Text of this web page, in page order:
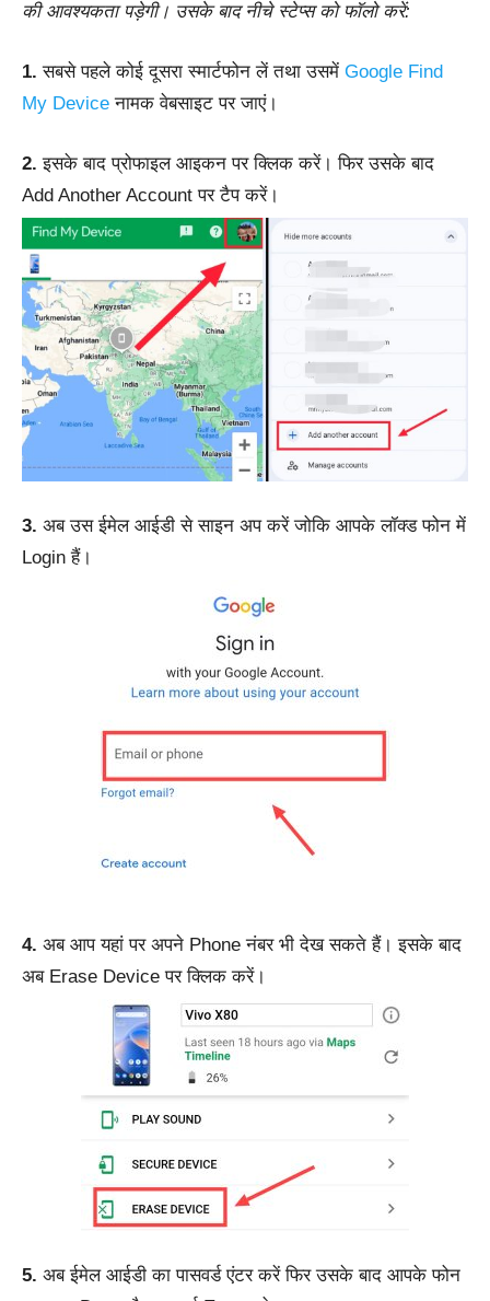
की आवश्यकता पड़ेगी। उसके बाद नीचे स्टेप्स को फॉलो करें:
1. सबसे पहले कोई दूसरा स्मार्टफोन लें तथा उसमें Google Find
My Device नामक वेबसाइट पर जाएं।
2. इसके बाद प्रोफाइल आइकन पर क्लिक करें। फिर उसके बाद
Add Another Account पर टैप करें।
3. अब उस ईमेल आईडी से साइन अप करें जोकि आपके लॉक्ड फोन में
Login हैं।
4. अब आप यहां पर अपने Phone नंबर भी देख सकते हैं। इसके बाद
अब Erase Device पर क्लिक करें।
5. अब ईमेल आईडी का पासवर्ड एंटर करें फिर उसके बाद आपके फोन